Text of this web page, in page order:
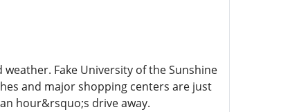
Fake University of the Sunshine
and major shopping centers are just
hour&rsquo;s drive away.